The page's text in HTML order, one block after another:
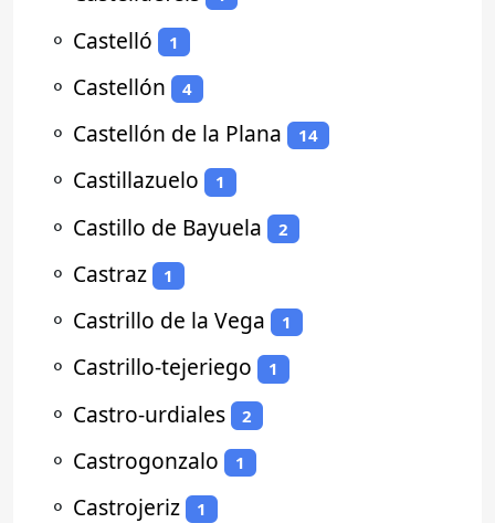
⚬ Castelló 1
⚬ Castellón 4
⚬ Castellón de la Plana 14
⚬ Castillazuelo 1
⚬ Castillo de Bayuela 2
⚬ Castraz 1
⚬ Castrillo de la Vega 1
⚬ Castrillo-tejeriego 1
⚬ Castro-urdiales 2
⚬ Castrogonzalo 1
⚬ Castrojeriz 1